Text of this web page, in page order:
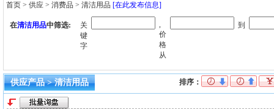
首页 >供应 >消费品 >清洁用品 [在此发布信息]
在清洁用品中筛选:
关
键
字
,
价
格
从
到
供应产品 > 清洁用品 排序：